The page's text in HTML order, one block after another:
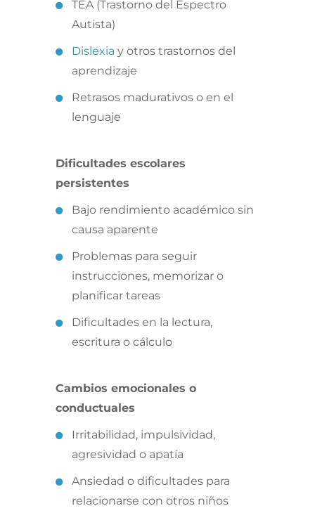
TEA (Trastorno del Espectro
Autista)
Dislexia y otros trastornos del
aprendizaje
Retrasos madurativos o en el
lenguaje
Dificultades escolares
persistentes
Bajo rendimiento académico sin
causa aparente
Problemas para seguir
instrucciones, memorizar o
planificar tareas
Dificultades en la lectura,
escritura o cálculo
Cambios emocionales o
conductuales
Irritabilidad, impulsividad,
agresividad o apatía
Ansiedad o dificultades para
relacionarse con otros niños